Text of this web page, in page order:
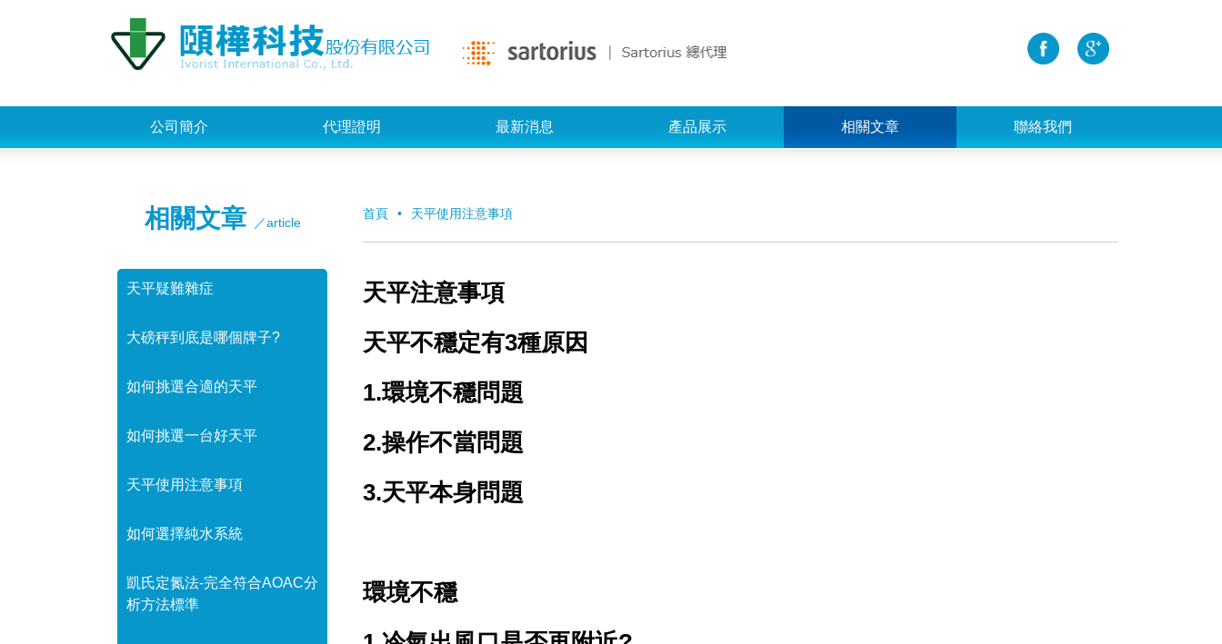
公司簡介 代理證明 最新消息 產品展示 相關文章 聯絡我們
相關文章 ／article
天平疑難雜症
大磅秤到底是哪個牌子?
如何挑選合適的天平
如何挑選一台好天平
天平使用注意事項
如何選擇純水系統
凱氏定氮法-完全符合AOAC分
析方法標準
首頁 天平使用注意事項
天平注意事項
天平不穩定有3種原因
1.環境不穩問題
2.操作不當問題
3.天平本身問題
環境不穩